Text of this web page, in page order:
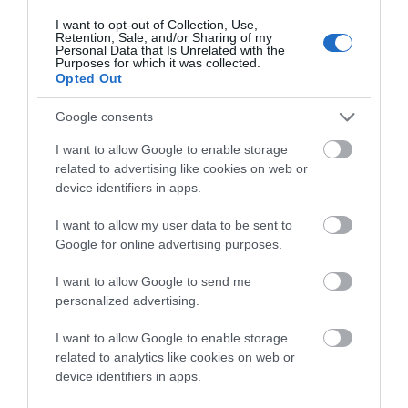
I want to opt-out of Collection, Use,
Retention, Sale, and/or Sharing of my
Personal Data that Is Unrelated with the
Purposes for which it was collected.
Opted Out
Google consents
I want to allow Google to enable storage
related to advertising like cookies on web or
device identifiers in apps.
I want to allow my user data to be sent to
Google for online advertising purposes.
I want to allow Google to send me
personalized advertising.
I want to allow Google to enable storage
related to analytics like cookies on web or
device identifiers in apps.
07/09/2016 στις 07:37
ΦΙΛΟΠΡΟΟΔΕ ΣΥΓΧΑΡΗΤΗΡΙΑ ΓΙΑ ΤΗΝ
ΕΥΓΕΝΙΚΗ ΕΠΙΣΤΟΛΗ ΠΟΥ ΣΤΕΙΛΑΤΕ
ΔΙΑΜΑΡΤΥΡΙΑΣ ΝΤΡΟΠΗ ΤΟΥΣ ΝΑ
ΣΥΜΠΕΡΙΦΕΡΟΝΤΑΙ ΕΤΣΙ ΣΕ ΕΝΑΝ
ΑΝΘΡΩΠΟ ΣΑΝ ΤΟΝ ΔΑΡΔΑΝΟ
ΓΑΥΡΙΩΤΕΣ ΚΑΜΑΡΩΣΤΕ ΤΟΝ
ΣΟΥΣΟΥΔΗ ΚΑΙ ΤΗΝ ΠΑΡΕΑ ΤΟΥ ΔΕΝ
ΒΛΕΠΕΤΕ ΟΤΙ ΔΕΝ ΘΕΛΟΥΝ
ΠΟΛΙΤΙΣΤΙΚΟ ΚΕΝΤΡΟ ΤΟ ΓΑΥΡΙΟ ΤΟ
ΘΕΛΟΥΝ ΜΟΝΟ ΒΡΩΜΟΛΙΜΑΝΟ
ΑΠΆΝΤΗΣΗ